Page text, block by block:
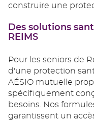
construire une
Des solutions
REIMS
Pour les seniors de
d'une protection
AÉSIO mutuelle
spécifiquement
besoins. Nos
garantissent un